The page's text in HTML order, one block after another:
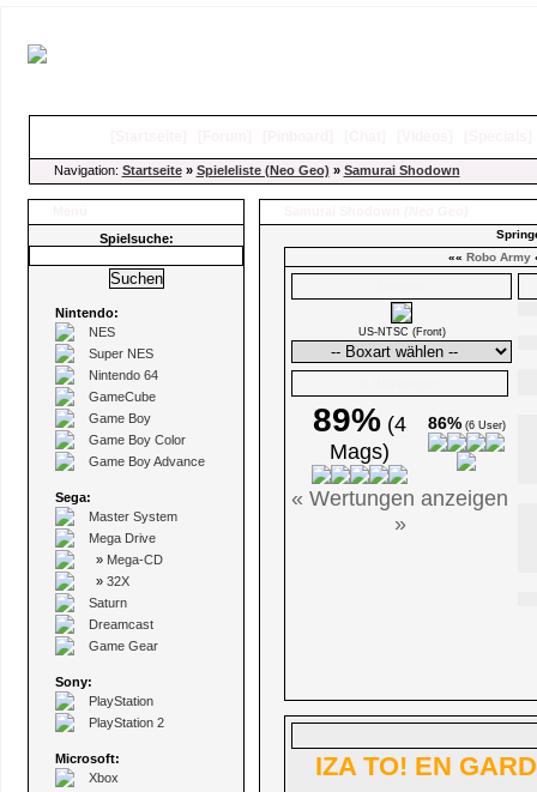
Navigation: Startseite» Spieleliste (Neo Geo) » Samurai Shodown
Spielsuche:
Nintendo:
NES
Super NES
Nintendo 64
GameCube
Game Boy
Game Boy Color
Game Boy Advance
Sega:
Master System
Mega Drive
» Mega-CD
» 32X
Saturn
Dreamcast
Game Gear
Sony:
PlayStation
PlayStation 2
Microsoft:
Xbox
«« Robo Army
US-NTSC (Front)
89% (4
Mags)
86% (6 User)
« Wertungen anzeigen
»
IZA TO! EN